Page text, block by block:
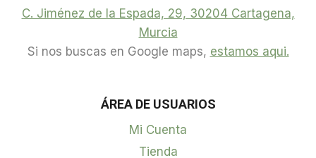
C. Jiménez de la Espada, 29, 30204 Cartagena,
Murcia
Si nos buscas en Google maps, estamos aqui.
ÁREA DE USUARIOS
Mi Cuenta
Tienda